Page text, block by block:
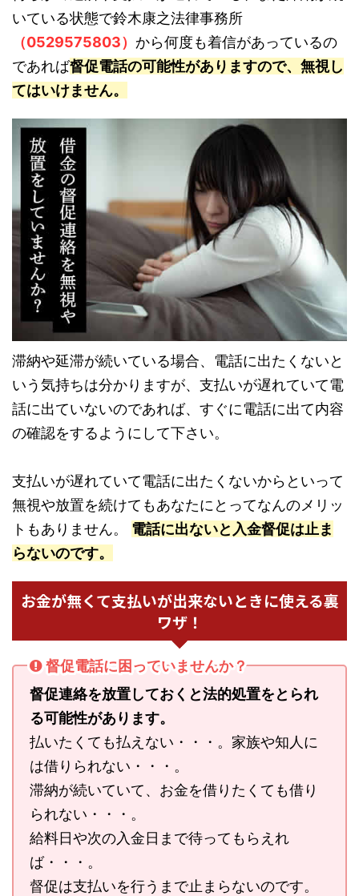
いている状態で鈴木康之法律事務所
（0529575803） から何度も着信があっているの
であれば督促電話の可能性がありますので、無視し
てはいけません。
滞納や延滞が続いている場合、電話に出たくないと
いう気持ちは分かりますが、支払いが遅れていて電
話に出ていないのであれば、すぐに電話に出て内容
の確認をするようにして下さい。
支払いが遅れていて電話に出たくないからといって
無視や放置を続けてもあなたにとってなんのメリッ
トもありません。 電話に出ないと入金督促は止ま
らないのです。
お金が無くて支払いが出来ないときに使える裏
ワザ！
督促電話に困っていませんか？
督促連絡を放置しておくと法的処置をとられ
る可能性があります。
払いたくても払えない・・・。家族や知人に
は借りられない・・・。
滞納が続いていて、お金を借りたくても借り
られない・・・。
給料日や次の入金日まで待ってもらえれ
ば・・・。
督促は支払いを行うまで止まらないのです。